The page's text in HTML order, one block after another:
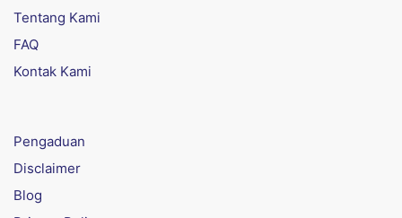
Tentang Kami
FAQ
Kontak Kami
Pengaduan
Disclaimer
Blog